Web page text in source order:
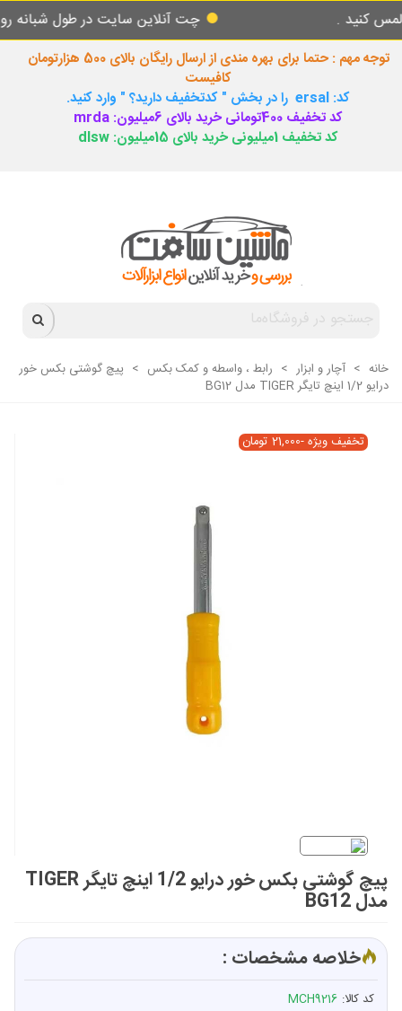
. چت آنلاین سایت در طول شبانه روز
توجه مهم : حتما برای بهره مندی از ارسال رایگان بالای 500 هزارتومان
کافیست
کد: ersal را در بخش " کدتخفیف دارید؟ " وارد کنید.
کد تخفیف 400تومانی خرید بالای 6میلیون: mrda
کد تخفیف 1میلیونی خرید بالای 15میلیون: dlsw
خانه > آچار و ابزار > رابط ، واسطه و کمک بکس > پیچ گوشتی بکس خور
درایو 1/2 اینچ تایگر TIGER مدل BG12
تخفیف ویژه-21,000 تومان
پیچ گوشتی بکس خور درایو 1/2 اینچ تایگر TIGER
مدل BG12
خلاصه مشخصات :
کد کالا: MCH9216